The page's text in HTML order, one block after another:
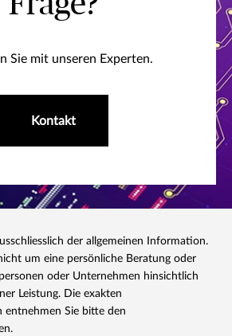
Sie mit unseren Experten.
Kontakt
der allgemeinen Information.
um eine persönliche Beratung oder
oder Unternehmen hinsichtlich
Leistung. Die exakten
entnehmen Sie bitte den